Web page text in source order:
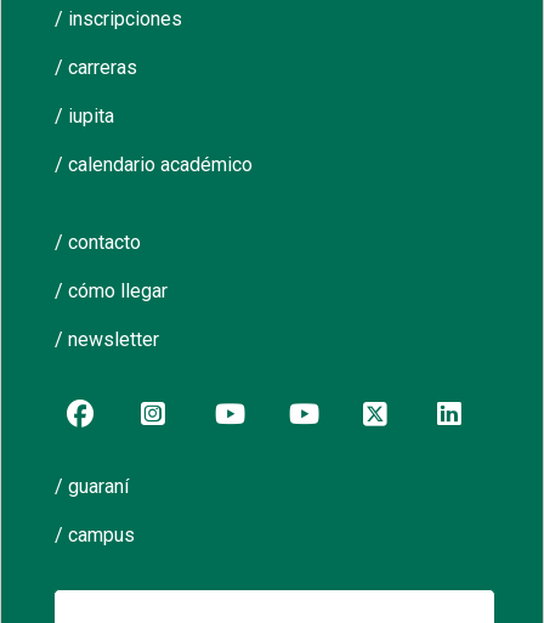
/ inscripciones
/ carreras
/ iupita
/ calendario académico
/ contacto
/ cómo llegar
/ newsletter
/ guaraní
/ campus
Buscar: